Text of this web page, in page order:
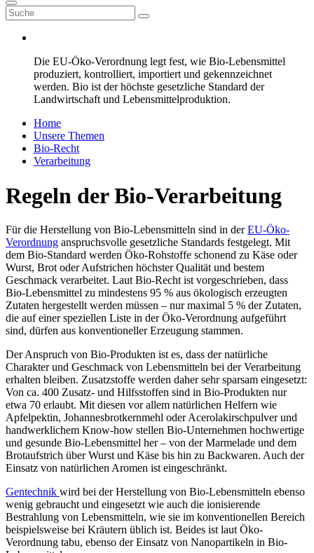
Die EU-Öko-Verordnung legt fest, wie Bio-Lebensmittel
produziert, kontrolliert, importiert und gekennzeichnet
werden. Bio ist der höchste gesetzliche Standard der
Landwirtschaft und Lebensmittelproduktion.
Home
Unsere Themen
Bio-Recht
Verarbeitung
Regeln der Bio-Verarbeitung
Für die Herstellung von Bio-Lebensmitteln sind in derEU-Öko-
Verordnung anspruchsvolle gesetzliche Standards festgelegt. Mit
dem Bio-Standard werden Öko-Rohstoffe schonend zu Käse oder
Wurst, Brot oder Aufstrichen höchster Qualität und bestem
Geschmack verarbeitet. Laut Bio-Recht ist vorgeschrieben, dass
Bio-Lebensmittel zu mindestens 95 % aus ökologisch erzeugten
Zutaten hergestellt werden müssen – nur maximal 5 % der Zutaten,
die auf einer speziellen Liste in der Öko-Verordnung aufgeführt
sind, dürfen aus konventioneller Erzeugung stammen.
Der Anspruch von Bio-Produkten ist es, dass der natürliche
Charakter und Geschmack von Lebensmitteln bei der Verarbeitung
erhalten bleiben. Zusatzstoffe werden daher sehr sparsam eingesetzt:
Von ca. 400 Zusatz- und Hilfsstoffen sind in Bio-Produkten nur
etwa 70 erlaubt. Mit diesen vor allem natürlichen Helfern wie
Apfelpektin, Johannesbrotkernmehl oder Acerolakirschpulver und
handwerklichem Know-how stellen Bio-Unternehmen hochwertige
und gesunde Bio-Lebensmittel her – von der Marmelade und dem
Brotaufstrich über Wurst und Käse bis hin zu Backwaren. Auch der
Einsatz von natürlichen Aromen ist eingeschränkt.
Gentechnik wird bei der Herstellung von Bio-Lebensmitteln ebenso
wenig gebraucht und eingesetzt wie auch die ionisierende
Bestrahlung von Lebensmitteln, wie sie im konventionellen Bereich
beispielsweise bei Kräutern üblich ist. Beides ist laut Öko-
Verordnung tabu, ebenso der Einsatz von Nanopartikeln in Bio-